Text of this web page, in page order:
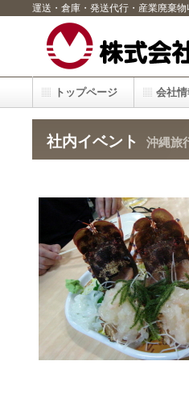
運送・倉庫・発送代行・産業廃棄
社内イベント 沖縄旅
トップページ 会社情